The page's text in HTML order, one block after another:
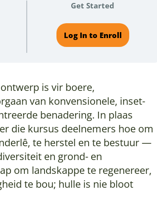
Get Started
Log In to Enroll
is vir boere,
van konvensionele, inset-
benadering. In plaas
die kursus deelnemers hoe om
te herstel en te bestuur —
en grond- en
om landskappe te regenereer,
te bou; hulle is nie bloot